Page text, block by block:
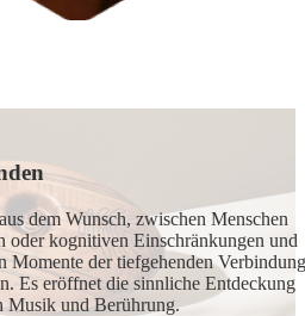
dem Wunsch, zwischen Menschen
oder kognitiven Einschränkungen und
Momente der tiefgehenden Verbindung
Es eröffnet die sinnliche Entdeckung
Musik und Berührung.